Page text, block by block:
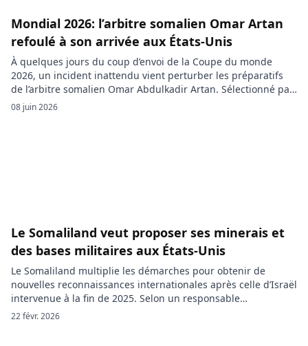
nationalité. L’arbitre international somalien […]
Mondial 2026: l’arbitre somalien Omar Artan
refoulé à son arrivée aux États-Unis
À quelques jours du coup d’envoi de la Coupe du monde
2026, un incident inattendu vient perturber les préparatifs
de l’arbitre somalien Omar Abdulkadir Artan. Sélectionné par
la FIFA pour officier durant le tournoi, il aurait été refoulé à
son arrivée sur le sol américain. La participation d’Omar
08 juin 2026
Le Somaliland veut proposer ses minerais et
des bases militaires aux États-Unis
Le Somaliland multiplie les démarches pour obtenir de
nouvelles reconnaissances internationales après celle d’Israël
intervenue à la fin de 2025. Selon un responsable
gouvernemental interrogé par l’AFP, la république
22 févr. 2026